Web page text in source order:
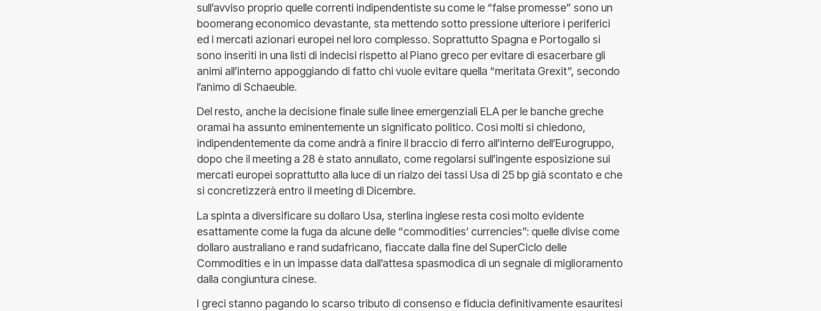
sull’avviso proprio quelle correnti indipendentiste su come le “false promesse” sono un
boomerang economico devastante, sta mettendo sotto pressione ulteriore i periferici
ed i mercati azionari europei nel loro complesso. Soprattutto Spagna e Portogallo si
sono inseriti in una listi di indecisi rispetto al Piano greco per evitare di esacerbare gli
animi all’interno appoggiando di fatto chi vuole evitare quella “meritata Grexit”, secondo
l’animo di Schaeuble.
Del resto, anche la decisione finale sulle linee emergenziali ELA per le banche greche
oramai ha assunto eminentemente un significato politico. Così molti si chiedono,
indipendentemente da come andrà a finire il braccio di ferro all’interno dell’Eurogruppo,
dopo che il meeting a 28 è stato annullato, come regolarsi sull’ingente esposizione sui
mercati europei soprattutto alla luce di un rialzo dei tassi Usa di 25 bp già scontato e che
si concretizzerà entro il meeting di Dicembre.
La spinta a diversificare su dollaro Usa, sterlina inglese resta così molto evidente
esattamente come la fuga da alcune delle “commodities’ currencies”: quelle divise come
dollaro australiano e rand sudafricano, fiaccate dalla fine del SuperCiclo delle
Commodities e in un impasse data dall’attesa spasmodica di un segnale di miglioramento
dalla congiuntura cinese.
I greci stanno pagando lo scarso tributo di consenso e fiducia definitivamente esauritesi